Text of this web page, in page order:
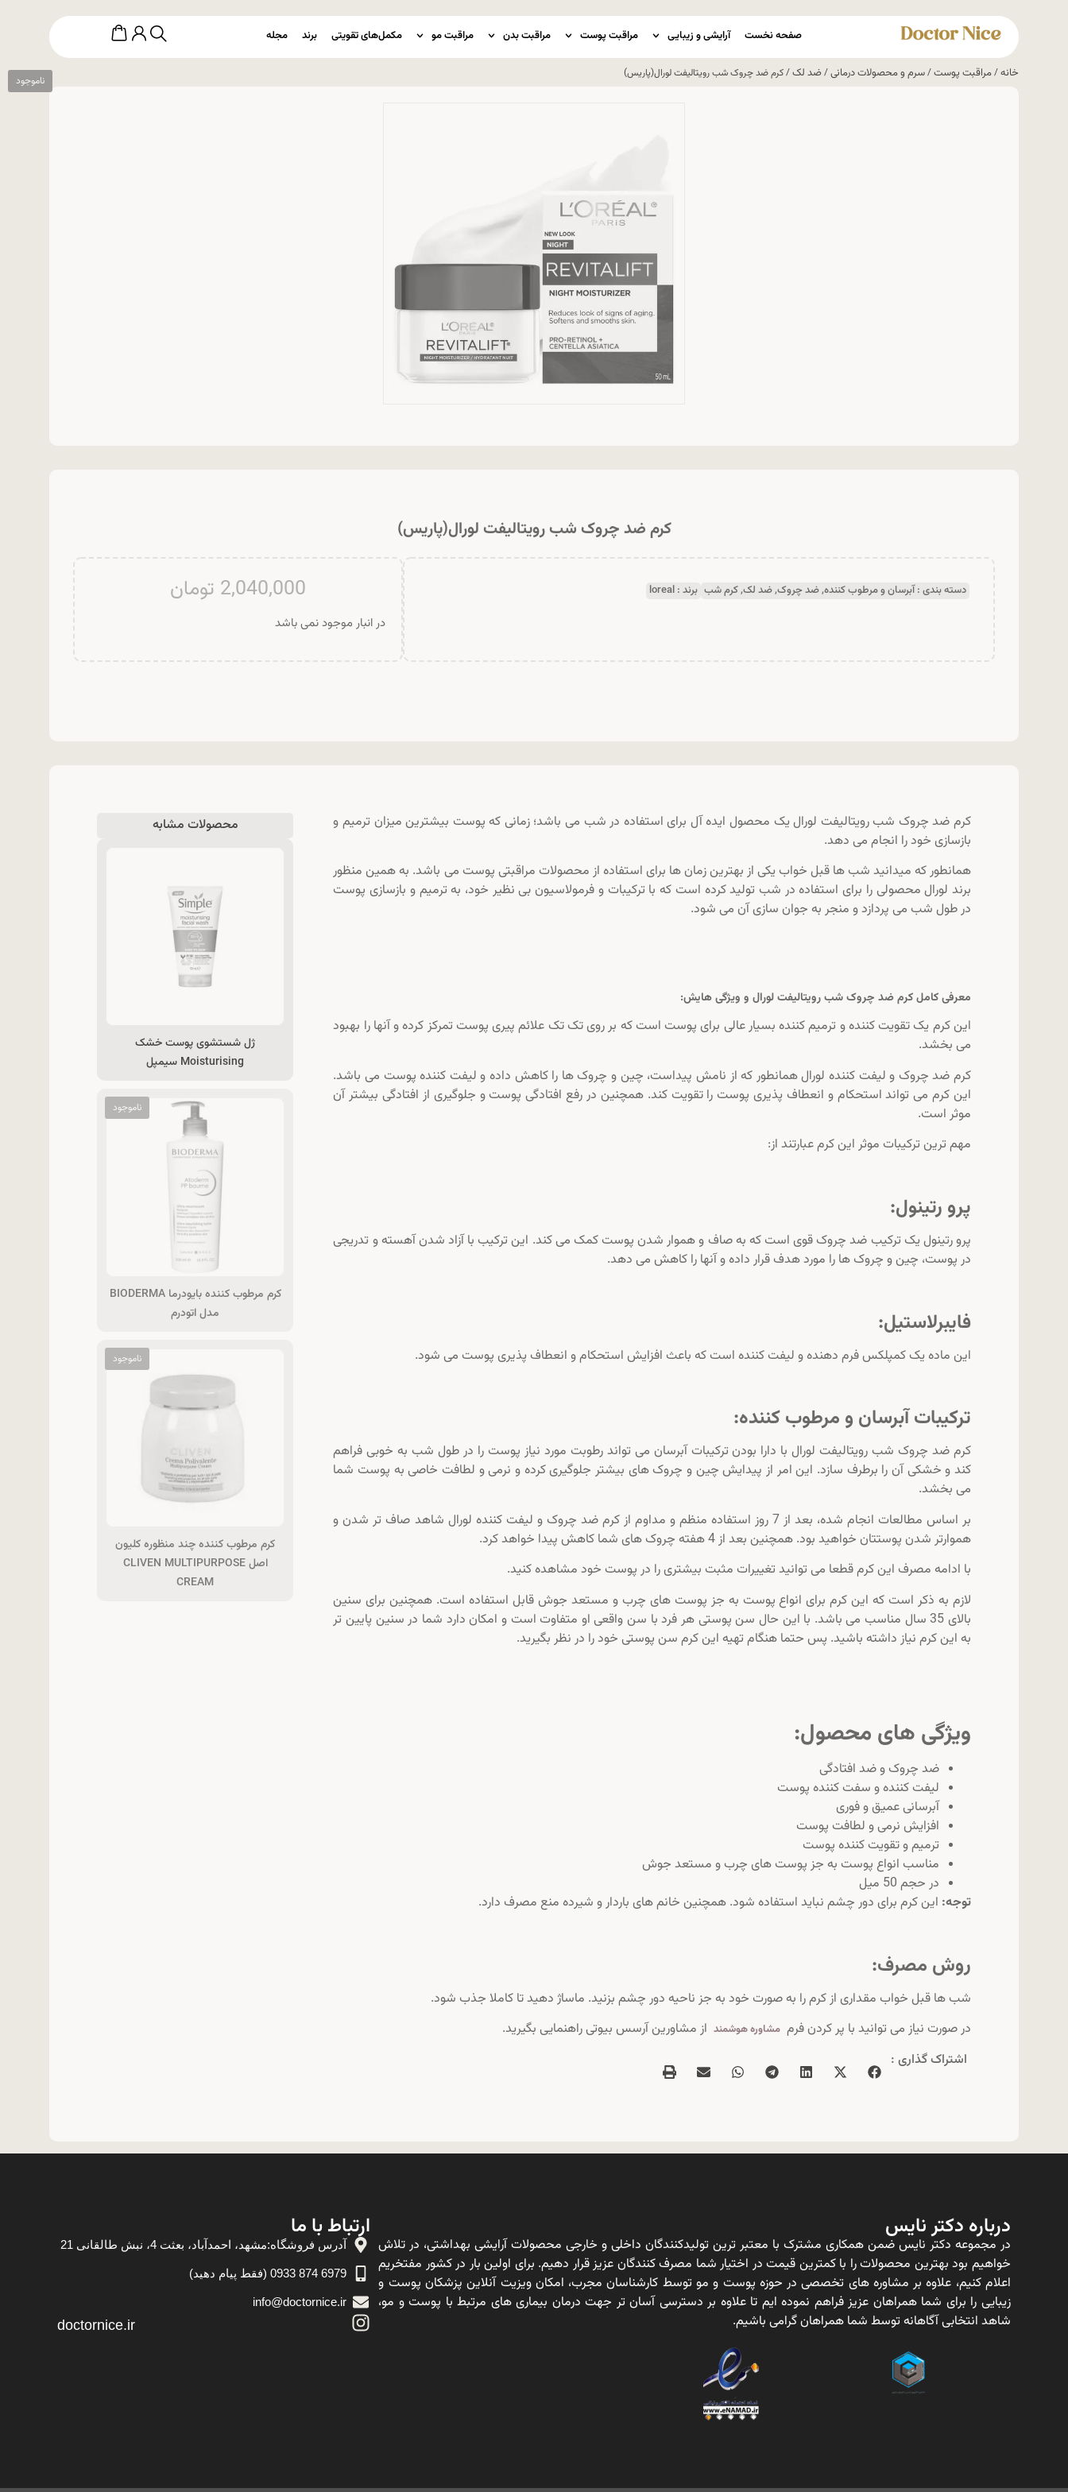
صفحه نخست آرایشی و زیبایی مراقبت پوست مراقبت بدن مراقبت مو مکمل‌های تقویتی برند مجله
خانه/مراقبت پوست/سرم و محصولات درمانی/ضد لک/ کرم ضد چروک شب رویتالیفت لورال(پاریس)
کرم ضد چروک شب رویتالیفت لورال(پاریس)
دسته بندی :آبرسان و مرطوب کننده,ضد چروک,ضد لک,کرم شب برند : loreal
2,040,000 تومان
در انبار موجود نمی باشد
کرم ضد چروک شب رویتالیفت لورال یک محصول ایده آل برای استفاده در شب می باشد؛ زمانی که پوست بیشترین میزان ترمیم و
بازسازی خود را انجام می دهد.
همانطور که میدانید شب ها قبل خواب یکی از بهترین زمان ها برای استفاده از محصولات مراقبتی پوست می باشد. به همین منظور
برند لورال محصولی را برای استفاده در شب تولید کرده است که با ترکیبات و فرمولاسیون بی نظیر خود، به ترمیم و بازسازی پوست
در طول شب می پردازد و منجر به جوان سازی آن می شود.
معرفی کاملکرم ضد چروک شب رویتالیفت لورال و ویژگی هایش:
این کرم یک تقویت کننده و ترمیم کننده بسیار عالی برای پوست است که بر روی تک تک علائم پیری پوست تمرکز کرده و آنها را بهبود
می بخشد.
کرم ضد چروک و لیفت کننده لورال همانطور که از نامش پیداست، چین و چروک ها را کاهش داده و لیفت کننده پوست می باشد.
این کرم می تواند استحکام و انعطاف پذیری پوست را تقویت کند. همچنین در رفع افتادگی پوست و جلوگیری از افتادگی بیشتر آن
موثر است.
مهم ترین ترکیبات موثر این کرم عبارتند از:
پرو رتینول:
پرو رتینول یک ترکیب ضد چروک قوی است که به صاف و هموار شدن پوست کمک می کند. این ترکیب با آزاد شدن آهسته و تدریجی
در پوست، چین و چروک ها را مورد هدف قرار داده و آنها را کاهش می دهد.
فایبرلاستیل:
این ماده یک کمپلکس فرم دهنده و لیفت کننده است که باعث افزایش استحکام و انعطاف پذیری پوست می شود.
ترکیبات آبرسان و مرطوب کننده:
کرم ضد چروک شب رویتالیفت لورال با دارا بودن ترکیبات آبرسان می تواند رطوبت مورد نیاز پوست را در طول شب به خوبی فراهم
کند و خشکی آن را برطرف سازد. این امر از پیدایش چین و چروک های بیشتر جلوگیری کرده و نرمی و لطافت خاصی به پوست شما
می بخشد.
بر اساس مطالعات انجام شده، بعد از 7 روز استفاده منظم و مداوم از کرم ضد چروک و لیفت کننده لورال شاهد صاف تر شدن و
هموارتر شدن پوستتان خواهید بود. همچنین بعد از 4 هفته چروک های شما کاهش پیدا خواهد کرد.
با ادامه مصرف این کرم قطعا می توانید تغییرات مثبت بیشتری را در پوست خود مشاهده کنید.
لازم به ذکر است که این کرم برای انواع پوست به جز پوست های چرب و مستعد جوش قابل استفاده است. همچنین برای سنین
بالای 35 سال مناسب می باشد. با این حال سن پوستی هر فرد با سن واقعی او متفاوت است و امکان دارد شما در سنین پایین تر
به این کرم نیاز داشته باشید. پس حتما هنگام تهیه این کرم سن پوستی خود را در نظر بگیرید.
ویژگی های محصول:
ضد چروک و ضد افتادگی
لیفت کننده و سفت کننده پوست
آبرسانی عمیق و فوری
افزایش نرمی و لطافت پوست
ترمیم و تقویت کننده پوست
مناسب انواع پوست به جز پوست های چرب و مستعد جوش
در حجم 50 میل
توجه: این کرم برای دور چشم نباید استفاده شود. همچنین خانم های باردار و شیرده منع مصرف دارد.
روش مصرف:
شب ها قبل خواب مقداری از کرم را به صورت خود به جز ناحیه دور چشم بزنید. ماساژ دهید تا کاملا جذب شود.
در صورت نیاز می توانید با پر کردن فرم مشاوره هوشمند از مشاورین آرسس بیوتی راهنمایی بگیرید.
اشتراک گذاری :
محصولات مشابه
ژل شستشوی پوست خشک
Moisturising سیمپل
کرم مرطوب کننده بایودرما BIODERMA
مدل اتودرم
کرم مرطوب کننده چند منظوره کلیون
اصل CLIVEN MULTIPURPOSE
CREAM
درباره دکتر نایس
در مجموعه دکتر نایس ضمن همکاری مشترک با معتبر ترین تولیدکنندگان داخلی و خارجی محصولات آرایشی بهداشتی، در تلاش
خواهیم بود بهترین محصولات را با کمترین قیمت در اختیار شما مصرف کنندگان عزیز قرار دهیم. برای اولین بار در کشور مفتخریم
اعلام کنیم، علاوه بر مشاوره های تخصصی در حوزه پوست و مو توسط کارشناسان مجرب، امکان ویزیت آنلاین پزشکان پوست و
زیبایی را برای شما همراهان عزیز فراهم نموده ایم تا علاوه بر دسترسی آسان تر جهت درمان بیماری های مرتبط با پوست و مو،
شاهد انتخابی آگاهانه توسط شما همراهان گرامی باشیم.
ارتباط با ما
آدرس فروشگاه:مشهد، احمدآباد، بعثت 4، نبش طالقانی 21
6979 874 0933 (فقط پیام دهید)
info@doctornice.ir
doctornice.ir